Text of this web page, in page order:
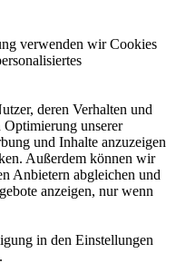
verwenden wir Cookies
deren Verhalten und
unserer
und Inhalte anzuzeigen
Außerdem können wir
Anbietern abgleichen und
anzeigen, nur wenn
in den Einstellungen
.